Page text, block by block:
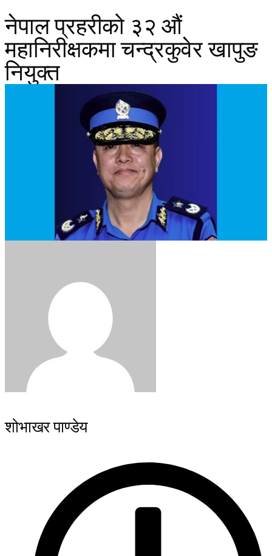
नेपाल प्रहरीको ३२ औं
महानिरीक्षकमा चन्द्रकुवेर खापुङ
नियुक्त
शोभाखर पाण्डेय